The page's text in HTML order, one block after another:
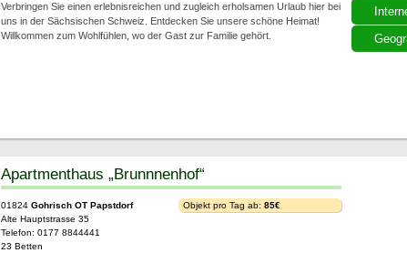
Verbringen Sie einen erlebnisreichen und zugleich erholsamen Urlaub hier bei
uns in der Sächsischen Schweiz. Entdecken Sie unsere schöne Heimat!
Willkommen zum Wohlfühlen, wo der Gast zur Familie gehört.
Apartmenthaus „Brunnnenhof“
01824 Gohrisch OT Papstdorf
Alte Hauptstrasse 35
Telefon: 0177 8844441
23 Betten
Objekt pro Tag ab: 85€